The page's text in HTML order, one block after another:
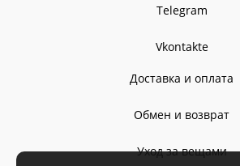
Telegram
Vkontakte
Доставка и оплата
Обмен и возврат
Уход за вещами